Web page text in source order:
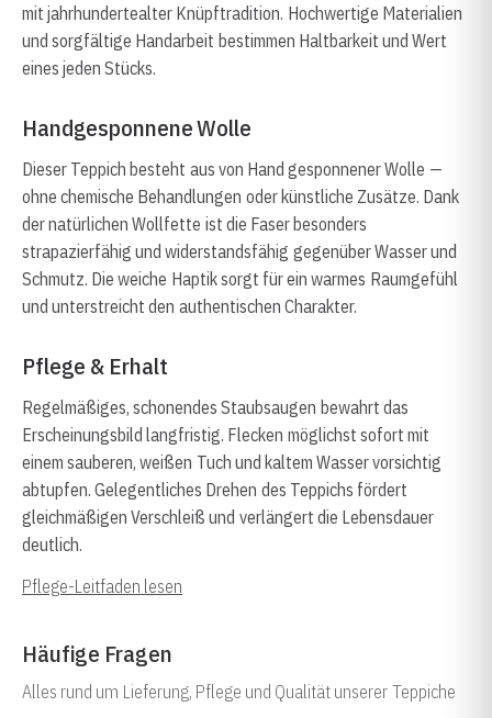
mit jahrhundertealter Knüpftradition. Hochwertige Materialien
und sorgfältige Handarbeit bestimmen Haltbarkeit und Wert
eines jeden Stücks.
Handgesponnene Wolle
Dieser Teppich besteht aus von Hand gesponnener Wolle —
ohne chemische Behandlungen oder künstliche Zusätze. Dank
der natürlichen Wollfette ist die Faser besonders
strapazierfähig und widerstandsfähig gegenüber Wasser und
Schmutz. Die weiche Haptik sorgt für ein warmes Raumgefühl
und unterstreicht den authentischen Charakter.
Pflege & Erhalt
Regelmäßiges, schonendes Staubsaugen bewahrt das
Erscheinungsbild langfristig. Flecken möglichst sofort mit
einem sauberen, weißen Tuch und kaltem Wasser vorsichtig
abtupfen. Gelegentliches Drehen des Teppichs fördert
gleichmäßigen Verschleiß und verlängert die Lebensdauer
deutlich.
Pflege-Leitfaden lesen
Häufige Fragen
Alles rund um Lieferung, Pflege und Qualität unserer Teppiche